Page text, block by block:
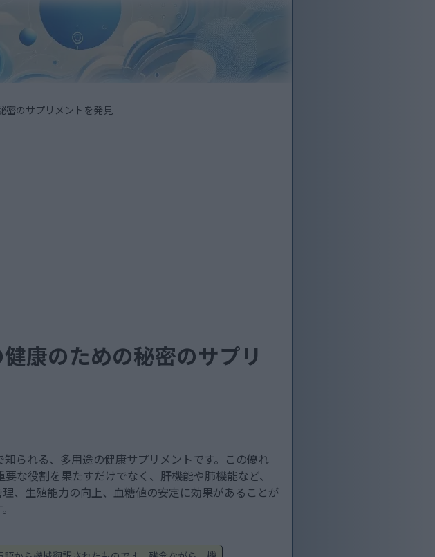
密のサプリメントを発見
康のための秘密のサプリ
られる、多用途の健康サプリメントです。この優れ
な役割を果たすだけでなく、肝機能や肺機能など、
、生殖能力の向上、血糖値の安定に効果があることが